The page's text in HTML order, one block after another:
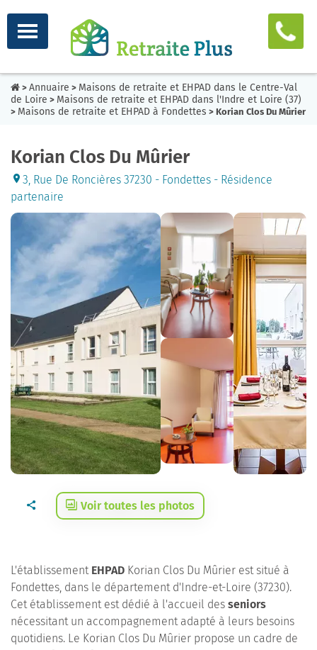
> Annuaire > Maisons de retraite et EHPAD dans le Centre-Val
de Loire > Maisons de retraite et EHPAD dans l'Indre et Loire (37)
> Maisons de retraite et EHPAD à Fondettes > Korian Clos Du Mûrier
Korian Clos Du Mûrier
3, Rue De Roncières 37230 - Fondettes - Résidence
partenaire
Voir toutes les photos
L'établissement EHPAD Korian Clos Du Mûrier est situé à
Fondettes, dans le département d'Indre-et-Loire (37230).
Cet établissement est dédié à l'accueil des seniors
nécessitant un accompagnement adapté à leurs besoins
quotidiens. Le Korian Clos Du Mûrier propose un cadre de